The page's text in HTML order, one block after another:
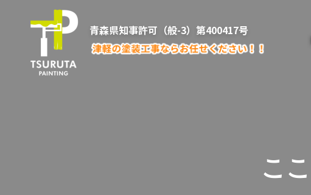
青森県知事許可（般-3）第400417号
こ こ